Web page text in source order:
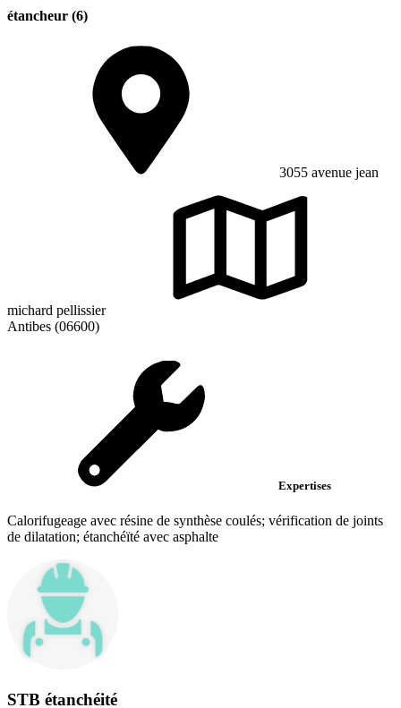
étancheur (6)
3055 avenue jean
michard pellissier
Antibes (06600)
Expertises
Calorifugeage avec résine de synthèse coulés; vérification de joints
de dilatation; étanchéïté avec asphalte
STB étanchéité